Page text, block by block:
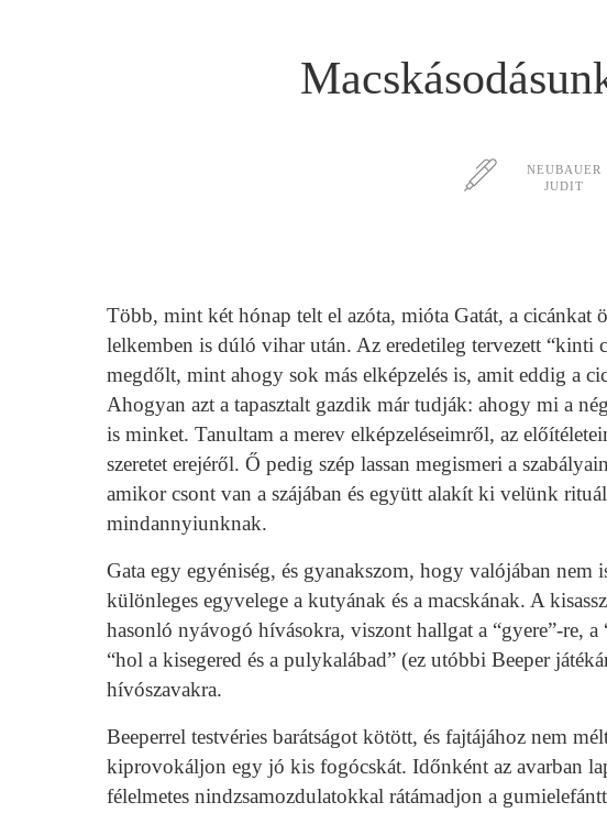
NEUBAUER
JUDIT
Több, mint két hónap telt el azóta, mióta Gatát, a cicánkat
lelkemben is dúló vihar után. Az eredetileg tervezett “kinti
megdőlt, mint ahogy sok más elképzelés is, amit eddig a
Ahogyan azt a tapasztalt gazdik már tudják: ahogy mi a
is minket. Tanultam a merev elképzeléseimről, az
szeretet erejéről. Ő pedig szép lassan megismeri a
amikor csont van a szájában és együtt alakít ki velünk
mindannyiunknak.
Gata egy egyéniség, és gyanakszom, hogy valójában nem
különleges egyvelege a kutyának és a macskának. A
hasonló nyávogó hívásokra, viszont hallgat a “gyere”-re,
“hol a kisegered és a pulykalábad” (ez utóbbi Beeper
hívószavakra.
Beeperrel testvéries barátságot kötött, és fajtájához nem
kiprovokáljon egy jó kis fogócskát. Időnként az avarban
félelmetes nindzsamozdulatokkal rátámadjon a